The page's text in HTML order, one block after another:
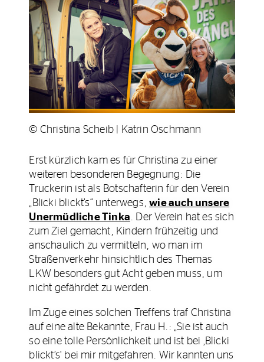
© Christina Scheib | Katrin Oschmann
Erst kürzlich kam es für Christina zu einer
weiteren besonderen Begegnung: Die
Truckerin ist als Botschafterin für den Verein
„Blicki blickt’s“ unterwegs,wie auch unsere
Unermüdliche Tinka. Der Verein hat es sich
zum Ziel gemacht, Kindern frühzeitig und
anschaulich zu vermitteln, wo man im
Straßenverkehr hinsichtlich des Themas
LKW besonders gut Acht geben muss, um
nicht gefährdet zu werden.
Im Zuge eines solchen Treffens traf Christina
auf eine alte Bekannte, Frau H.: „Sie ist auch
so eine tolle Persönlichkeit und ist bei ‚Blicki
blickt’s‘ bei mir mitgefahren. Wir kannten uns